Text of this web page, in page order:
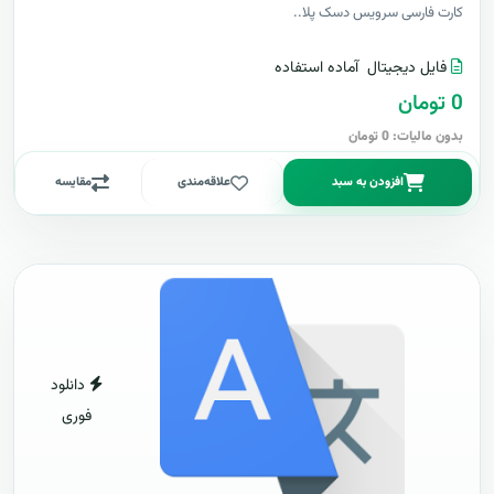
کارت فارسی سرویس دسک پلا..
فایل دیجیتال آماده استفاده
0 تومان
بدون مالیات: 0 تومان
افزودن به سبد علاقه‌مندی مقایسه
دانلود
فوری